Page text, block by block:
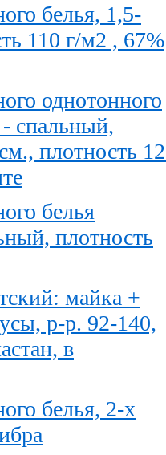
белья, 1,5-
110 г/м2 , 67%
однотонного
спальный,
плотность
белья
плотность
майка +
р-р. 92-140,
в
белья, 2-х